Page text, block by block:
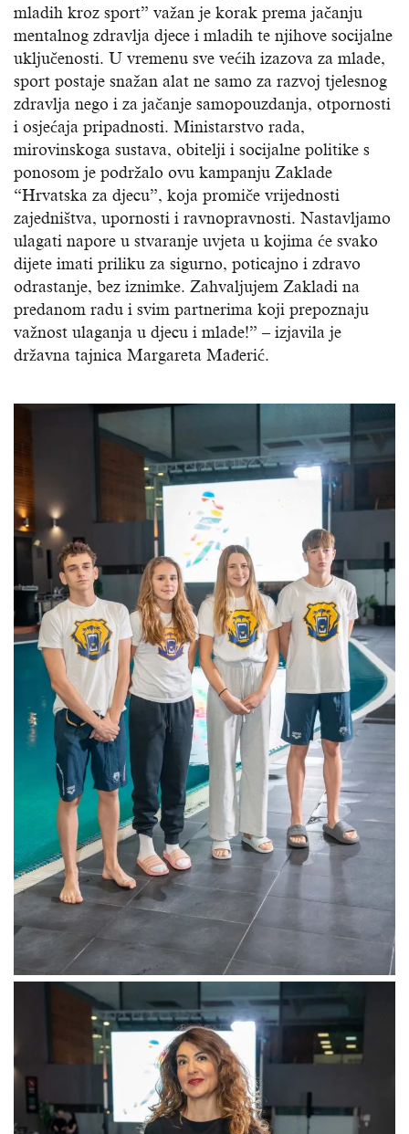
mladih kroz sport” važan je korak prema jačanju
mentalnog zdravlja djece i mladih te njihove socijalne
uključenosti. U vremenu sve većih izazova za mlade,
sport postaje snažan alat ne samo za razvoj tjelesnog
zdravlja nego i za jačanje samopouzdanja, otpornosti
i osjećaja pripadnosti. Ministarstvo rada,
mirovinskoga sustava, obitelji i socijalne politike s
ponosom je podržalo ovu kampanju Zaklade
“Hrvatska za djecu”, koja promiče vrijednosti
zajedništva, upornosti i ravnopravnosti. Nastavljamo
ulagati napore u stvaranje uvjeta u kojima će svako
dijete imati priliku za sigurno, poticajno i zdravo
odrastanje, bez iznimke. Zahvaljujem Zakladi na
predanom radu i svim partnerima koji prepoznaju
važnost ulaganja u djecu i mlade!” – izjavila je
državna tajnica Margareta Mađerić.